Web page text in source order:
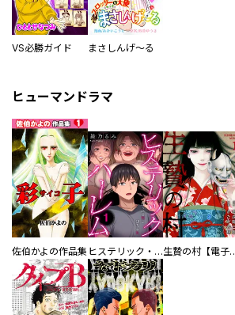
VS必勝ガイド まさしんげ～る
ヒューマンドラマ
佐伯かよの作品集 ヒステリック・ハーレム～搾られる男と堕ちる女～【電子単行本版】 生贄の村【